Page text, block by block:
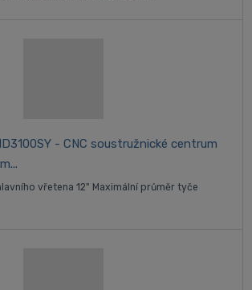
- CNC soustružnické centrum
vřetena 12" Maximální průměr tyče